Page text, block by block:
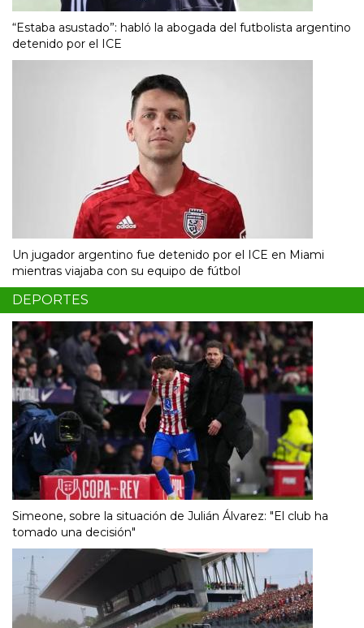
“Estaba asustado”: habló la abogada del futbolista argentino
detenido por el ICE
Un jugador argentino fue detenido por el ICE en Miami
mientras viajaba con su equipo de fútbol
DEPORTES
Simeone, sobre la situación de Julián Álvarez: "El club ha
tomado una decisión"